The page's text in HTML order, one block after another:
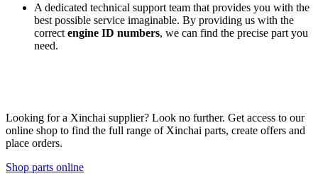
A dedicated technical support team that provides you with the
best possible service imaginable. By providing us with the
correct engine ID numbers, we can find the precise part you
need.
Looking for a Xinchai supplier? Look no further. Get access to our
online shop to find the full range of Xinchai parts, create offers and
place orders.
Shop parts online